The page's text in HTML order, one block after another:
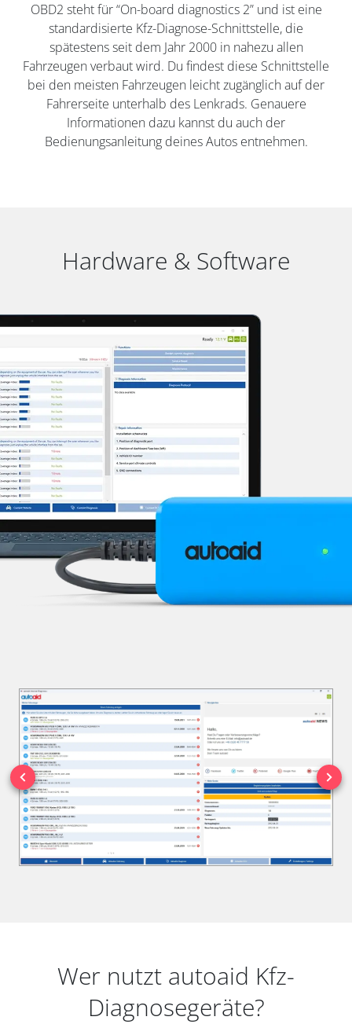
OBD2 steht für “On-board diagnostics 2” und ist eine
standardisierte Kfz-Diagnose-Schnittstelle, die
spätestens seit dem Jahr 2000 in nahezu allen
Fahrzeugen verbaut wird. Du findest diese Schnittstelle
bei den meisten Fahrzeugen leicht zugänglich auf der
Fahrerseite unterhalb des Lenkrads. Genauere
Informationen dazu kannst du auch der
Bedienungsanleitung deines Autos entnehmen.
Hardware & Software
Wer nutzt autoaid Kfz-
Diagnosegeräte?